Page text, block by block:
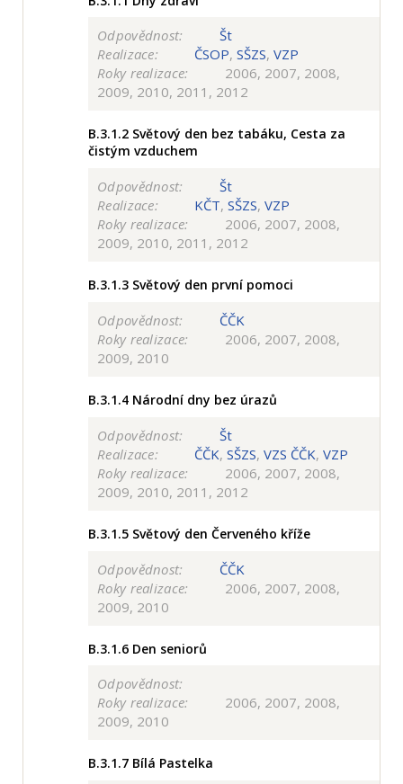
Odpovědnost:
Št
Realizace:
ČSOP, SŠZS, VZP
Roky realizace:
2006, 2007, 2008,
2009, 2010, 2011, 2012
B.3.1.2 Světový den bez tabáku, Cesta za
čistým vzduchem
Odpovědnost:
Št
Realizace:
KČT, SŠZS, VZP
Roky realizace:
2006, 2007, 2008,
2009, 2010, 2011, 2012
B.3.1.3 Světový den první pomoci
Odpovědnost:
ČČK
Roky realizace:
2006, 2007, 2008,
2009, 2010
B.3.1.4 Národní dny bez úrazů
Odpovědnost:
Št
Realizace:
ČČK, SŠZS, VZS ČČK, VZP
Roky realizace:
2006, 2007, 2008,
2009, 2010, 2011, 2012
B.3.1.5 Světový den Červeného kříže
Odpovědnost:
ČČK
Roky realizace:
2006, 2007, 2008,
2009, 2010
B.3.1.6 Den seniorů
Odpovědnost:
Roky realizace:
2006, 2007, 2008,
2009, 2010
B.3.1.7 Bílá Pastelka